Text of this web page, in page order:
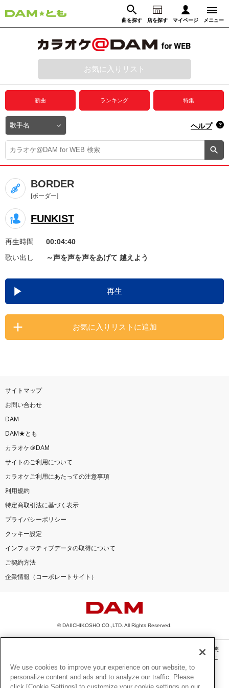
曲を探す 店を探す マイページ メニュー
動画からさがす 録音からさがす
ログイン
プレミアムサービス
DAM★とも動画
DAM★とも録音
カラオケ＠DAM
ユーザー検索
キャンペーン
お知らせ よくあるご質問
DAMの新曲・ランキングなど
カラオケ最新情報をチェック！
お気に入りリスト
新曲 ランキング 特集
ヘルプ
BORDER
[ボーダー]
FUNKIST
再生時間
00:04:40
歌い出し
～声を声を声をあげて 越えよう
再生
お気に入りリストに追加
サイトマップ
お問い合わせ
DAM
DAM★とも
カラオケ＠DAM
サイトのご利用について
カラオケご利用にあたっての注意事項
利用規約
特定商取引法に基づく表示
プライバシーポリシー
クッキー設定
インフォマティブデータの取得について
ご契約方法
企業情報（コーポレートサイト）
© DAIICHIKOSHO CO.,LTD. All Rights Reserved.
このサイトに掲載されている一切の文章・画像・写真・動画・音声等を、手段や形態
を問わず、著作権法の定める範囲を超えて無断で複製、転載、ファイル化などするこ
とを禁じます。
楽曲及びコンテンツは、機種によりご利用いただけない場合があります。
We use cookies to improve your experience on our website, to
personalize content and ads and to analyze our traffic. Please